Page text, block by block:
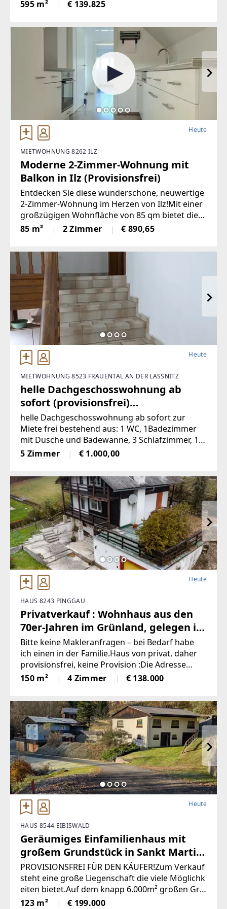
mit der Gemeinde möglich.Die Loipe und
595 m² € 139.825
Heute
MIETWOHNUNG 8262 ILZ
Moderne 2-Zimmer-Wohnung mit
Balkon in Ilz (Provisionsfrei)
Entdecken Sie diese wunderschöne, neuwertige
2-Zimmer-Wohnung im Herzen von Ilz!Mit einer
großzügigen Wohnfläche von 85 qm bietet diese
Wohnung den idealen Raumfür Singles oder
Paare. Die lichtdurchfluteten Räume
85 m² 2 Zimmer € 890,65
Heute
MIETWOHNUNG 8523 FRAUENTAL AN DER LASSNITZ
helle Dachgeschosswohnung ab
sofort (provisionsfrei)
(Provisionsfrei)
helle Dachgeschosswohnung ab sofort zur
Miete frei bestehend aus: 1 WC, 1Badezimmer
mit Dusche und Badewanne, 3 Schlafzimmer, 1
sehr offenes Wohnzimmermit Balkon und
Kachelofen, 1 voll möbelierte Küche, 1
5 Zimmer € 1.000,00
Heute
HAUS 8243 PINGGAU
Privatverkauf : Wohnhaus aus den
70er-Jahren im Grünland, gelegen im
idyllischen Wechselgebiet
(Provisionsfrei)
Bitte keine Makleranfragen – bei Bedarf habe
ich einen in der Familie.Haus von privat, daher
provisionsfrei, keine Provision :Die Adresse
lautet “8243 Pinggau, Wiesenhöf 43“. Achtung :
in manchen Navis(auch
150 m² 4 Zimmer € 138.000
Heute
HAUS 8544 EIBISWALD
Geräumiges Einfamilienhaus mit
großem Grundstück in Sankt Martin
(Provisionsfrei)
PROVISIONSFREI FÜR DEN KÄUFER!Zum Verkauf
steht eine große Liegenschaft die viele Möglichk
eiten bietet.Auf dem knapp 6.000m² großen Gru
ndstück befindet sich ein Wohngebäude besteh
123 m² € 199.000